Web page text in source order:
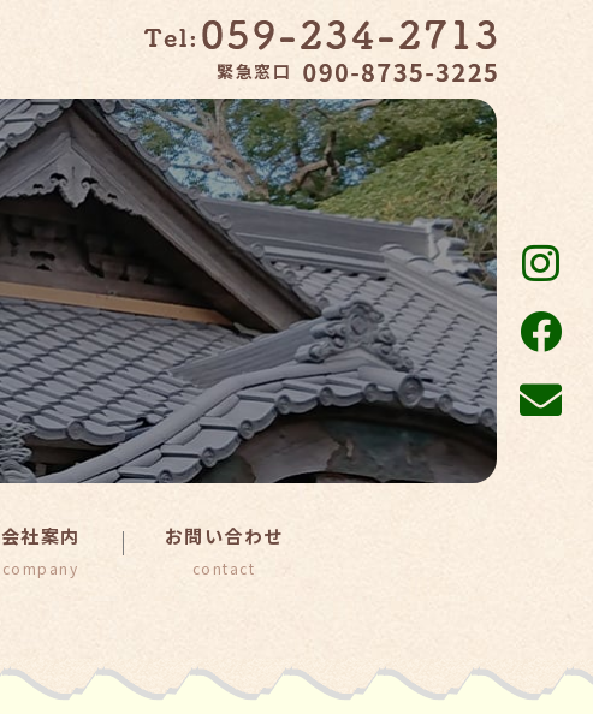
緊急窓口
会社案内 お問い合わせ